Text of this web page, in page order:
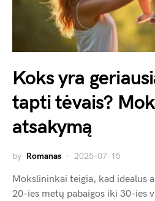
Koks yra
tapti tėvais?
atsakymą
by Romanas 2025-07-15
Mokslininkai teigia, kad idealus
20-ies metų pabaigos iki 30-ies